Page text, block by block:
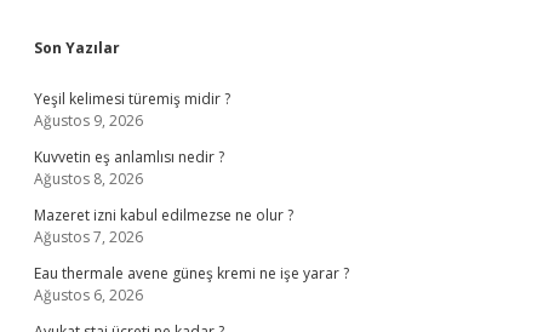
Sidebar
Son Yazılar
Yeşil kelimesi türemiş midir ?
Ağustos 9, 2026
Kuvvetin eş anlamlısı nedir ?
Ağustos 8, 2026
Mazeret izni kabul edilmezse ne olur ?
Ağustos 7, 2026
Eau thermale avene güneş kremi ne işe yarar ?
Ağustos 6, 2026